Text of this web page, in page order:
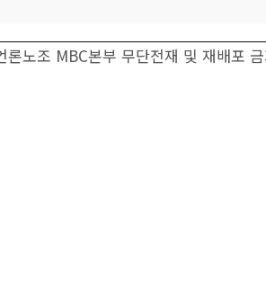
노조 MBC본부 무단전재 및 재배포